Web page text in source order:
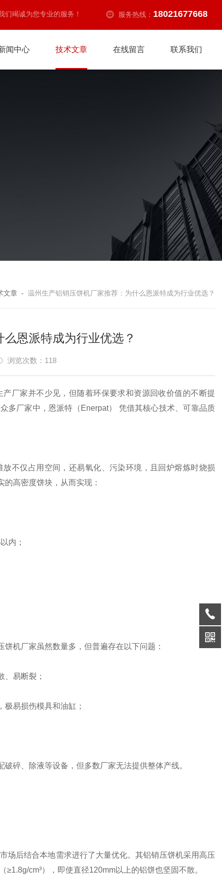
们竭诚为您专业的服务！ 服务热线： 18021677668
闻中心 技术文章 在线留言 联系我们
文章 - 温州生产铝销压饼机厂家推荐：为什么恩派特成为行业优选？
恩派特成为行业优选？
浏览次数：118
厂家并不少见，但随着环保要求和资源回收价值的不断提
多厂家中，恩派特（Enerpat） 凭借其核心技术、可靠品质
不仅占用空间，还易氧化、污染环境，且回炉熔炼时烧损
高密度饼块，从而实现：
内；
机厂家虽然数量多，但普遍存在以下问题：
易断裂；
易损伤模具和油缸；
碎、除液等设备，但多数厂家无法提供整体产线。
场后结合本地需求进行了大量优化。其铝销压饼机采用高压
cm³），即使直径120mm以上的铝饼也坚固不散。